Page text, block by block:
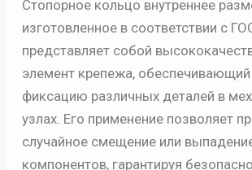
Стопорное кольцо внутреннее
изготовленное в соответствии с
представляет собой
элемент крепежа,
фиксацию различных деталей в
узлах. Его применение позволяет
случайное смещение или
компонентов, гарантируя